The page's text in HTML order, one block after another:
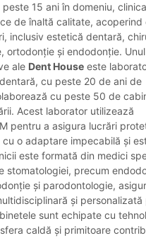
15 ani în domeniu,
de înaltă calitate, acoperind
inclusiv estetică dentară,
ortodonție și endodonție.
ale Dent House este
cu peste 20 de ani de
cu peste 50 de
Acest laborator utilizează
pentru a asigura lucrări
o adaptare impecabilă și
este formată din medici
stomatologiei, precum
și parodontologie,
și personalizată
sunt echipate cu
caldă și primitoare